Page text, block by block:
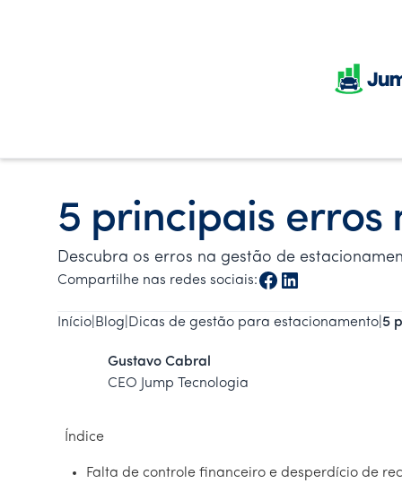
5 principais erros
Descubra os erros na gestão de
Compartilhe nas redes sociais:
Início Blog Dicas de gestão para estacionamento 5
Gustavo Cabral
CEO Jump Tecnologia
Índice
Falta de controle financeiro e desperdício de